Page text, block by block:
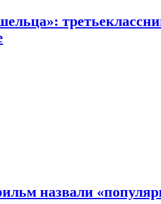
назвали